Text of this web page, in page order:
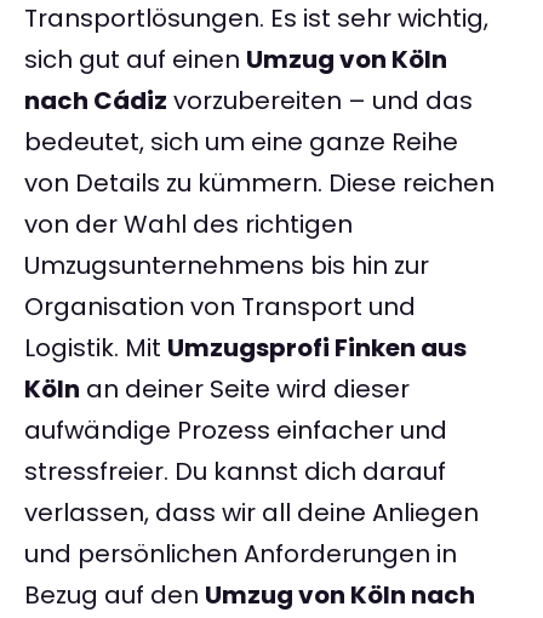
Transportlösungen. Es ist sehr wichtig,
sich gut auf einen Umzug von Köln
nach Cádiz vorzubereiten – und das
bedeutet, sich um eine ganze Reihe
von Details zu kümmern. Diese reichen
von der Wahl des richtigen
Umzugsunternehmens bis hin zur
Organisation von Transport und
Logistik. Mit Umzugsprofi Finken aus
Köln an deiner Seite wird dieser
aufwändige Prozess einfacher und
stressfreier. Du kannst dich darauf
verlassen, dass wir all deine Anliegen
und persönlichen Anforderungen in
Bezug auf den Umzug von Köln nach